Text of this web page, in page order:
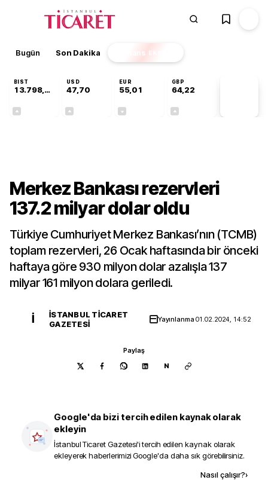
Bugün Son Dakika Finans EKSTRA
BIST
13.798,82
USD
47,70
EUR
55,01
GBP
64,22
Merkez Bankası rezervleri
137.2 milyar dolar oldu
Türkiye Cumhuriyet Merkez Bankası’nın (TCMB)
toplam rezervleri, 26 Ocak haftasında bir önceki
haftaya göre 930 milyon dolar azalışla 137
milyar 161 milyon dolara geriledi.
İ
İSTANBUL TICARET
GAZETESI
Yayınlanma01.02.2024, 14:52
Paylaş
N
Google'da bizi tercih edilen kaynak olarak
ekleyin
İstanbul Ticaret Gazetesi'i tercih edilen kaynak olarak
ekleyerek haberlerimizi Google'da daha sık görebilirsiniz.
Nasıl çalışır?›